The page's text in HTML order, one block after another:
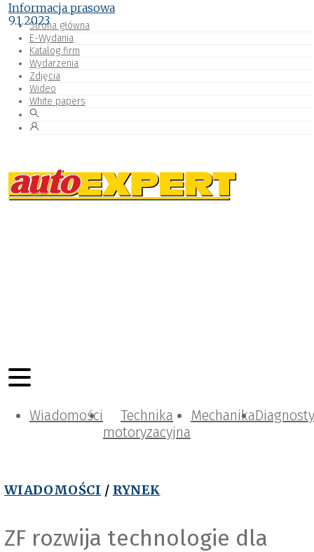
Strona główna
E-Wydania
Katalog firm
Wydarzenia
Zdjęcia
Wideo
White papers
Wiadomości
Technika
motoryzacyjna
Mechanika
WIADOMOŚCI / RYNEK
ZF rozwija technologie dla
Informacja prasowa
9.1.2023